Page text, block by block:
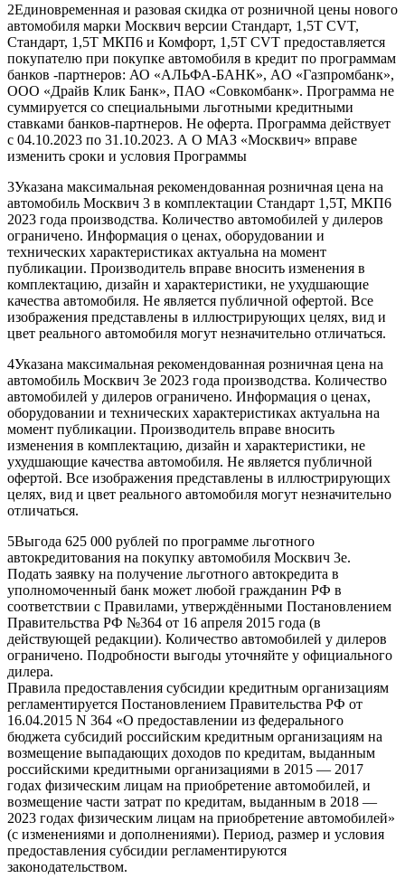
2Единовременная и разовая скидка от розничной цены нового
автомобиля марки Москвич версии Стандарт, 1,5Т CVT,
Стандарт, 1,5Т МКП6 и Комфорт, 1,5Т CVT предоставляется
покупателю при покупке автомобиля в кредит по программам
банков -партнеров: АО «АЛЬФА-БАНК», AO «Газпромбанк»,
ООО «Драйв Клик Банк», ПАО «Совкомбанк». Программа не
суммируется со специальными льготными кредитными
ставками банков-партнеров. Не оферта. Программа действует
с 04.10.2023 по 31.10.2023. А О МАЗ «Москвич» вправе
изменить сроки и условия Программы
3Указана максимальная рекомендованная розничная цена на
автомобиль Москвич 3 в комплектации Стандарт 1,5Т, МКП6
2023 года производства. Количество автомобилей у дилеров
ограничено. Информация о ценах, оборудовании и
технических характеристиках актуальна на момент
публикации. Производитель вправе вносить изменения в
комплектацию, дизайн и характеристики, не ухудшающие
качества автомобиля. Не является публичной офертой. Все
изображения представлены в иллюстрирующих целях, вид и
цвет реального автомобиля могут незначительно отличаться.
4Указана максимальная рекомендованная розничная цена на
автомобиль Москвич 3е 2023 года производства. Количество
автомобилей у дилеров ограничено. Информация о ценах,
оборудовании и технических характеристиках актуальна на
момент публикации. Производитель вправе вносить
изменения в комплектацию, дизайн и характеристики, не
ухудшающие качества автомобиля. Не является публичной
офертой. Все изображения представлены в иллюстрирующих
целях, вид и цвет реального автомобиля могут незначительно
отличаться.
5Выгода 625 000 рублей по программе льготного
автокредитования на покупку автомобиля Москвич 3е.
Подать заявку на получение льготного автокредита в
уполномоченный банк может любой гражданин РФ в
соответствии с Правилами, утверждёнными Постановлением
Правительства РФ №364 от 16 апреля 2015 года (в
действующей редакции). Количество автомобилей у дилеров
ограничено. Подробности выгоды уточняйте у официального
дилера.
Правила предоставления субсидии кредитным организациям
регламентируется Постановлением Правительства РФ от
16.04.2015 N 364 «О предоставлении из федерального
бюджета субсидий российским кредитным организациям на
возмещение выпадающих доходов по кредитам, выданным
российскими кредитными организациями в 2015 — 2017
годах физическим лицам на приобретение автомобилей, и
возмещение части затрат по кредитам, выданным в 2018 —
2023 годах физическим лицам на приобретение автомобилей»
(с изменениями и дополнениями). Период, размер и условия
предоставления субсидии регламентируются
законодательством.